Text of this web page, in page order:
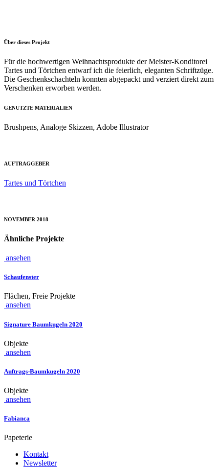
Über dieses Projekt
Für die hochwertigen Weihnachtsprodukte der Meister-Konditorei
Tartes und Törtchen entwarf ich die feierlich, eleganten Schriftzüge.
Die Geschenkschachteln konnten abgepackt und verziert direkt zum
Verschenken erworben werden.
GENUTZTE MATERIALIEN
Brushpens, Analoge Skizzen, Adobe Illustrator
AUFTRAGGEBER
Tartes und Törtchen
NOVEMBER 2018
Ähnliche Projekte
ansehen
Schaufenster
Flächen, Freie Projekte
ansehen
Signature Baumkugeln 2020
Objekte
ansehen
Auftrags-Baumkugeln 2020
Objekte
ansehen
Fabianca
Papeterie
Kontakt
Newsletter